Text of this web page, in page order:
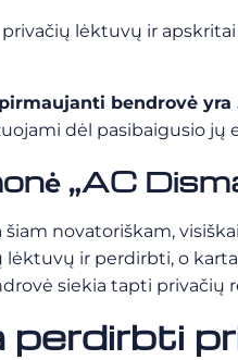
lėktuvų ir
bendrovė yra
dėl pasibaigusio jų
„AC
novatoriškam,
ir perdirbti, o
siekia tapti privačių
perdirbti